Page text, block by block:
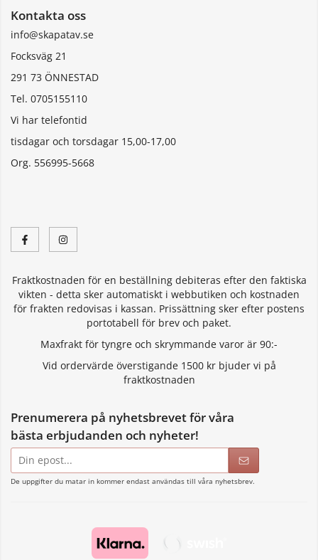
Kontakta oss
info@skapatav.se
Focksväg 21
291 73 ÖNNESTAD
Tel. 0705155110
Vi har telefontid
tisdagar och torsdagar 15,00-17,00
Org. 556995-5668
Fraktkostnaden för en beställning debiteras efter den faktiska
vikten - detta sker automatiskt i webbutiken och kostnaden
för frakten redovisas i kassan. Prissättning sker efter postens
portotabell för brev och paket.
Maxfrakt för tyngre och skrymmande varor är 90:-
Vid ordervärde överstigande 1500 kr bjuder vi på
fraktkostnaden
Prenumerera på nyhetsbrevet för våra
bästa erbjudanden och nyheter!
postadress
De uppgifter du matar in kommer endast användas till våra nyhetsbrev.